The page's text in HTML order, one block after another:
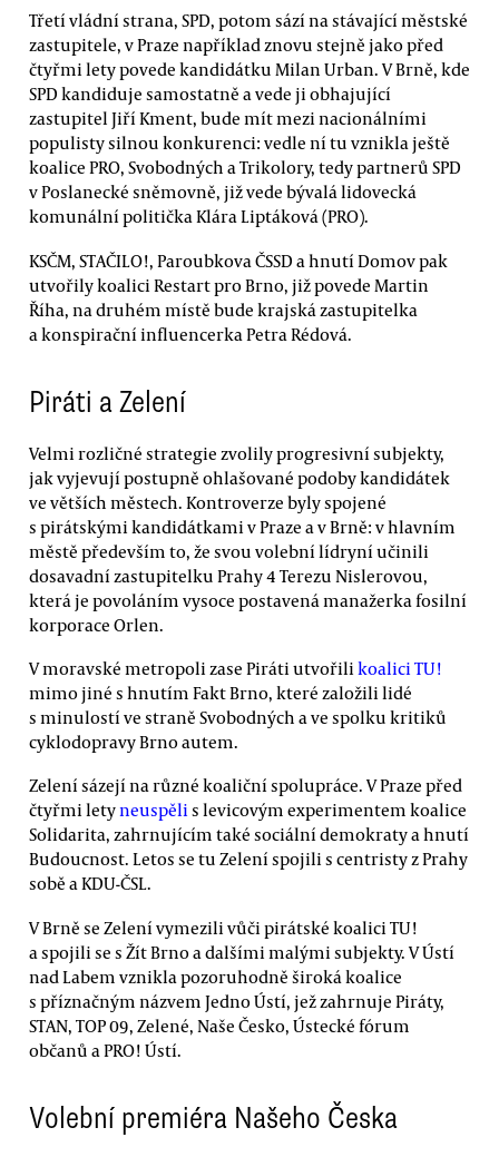
Třetí vládní strana, SPD, potom sází na stávající městské
zastupitele, v Praze například znovu stejně jako před
čtyřmi lety povede kandidátku Milan Urban. V Brně, kde
SPD kandiduje samostatně a vede ji obhajující
zastupitel Jiří Kment, bude mít mezi nacionálními
populisty silnou konkurenci: vedle ní tu vznikla ještě
koalice PRO, Svobodných a Trikolory, tedy partnerů SPD
v Poslanecké sněmovně, již vede bývalá lidovecká
komunální politička Klára Liptáková (PRO).
KSČM, STAČILO!, Paroubkova ČSSD a hnutí Domov pak
utvořily koalici Restart pro Brno, již povede Martin
Říha, na druhém místě bude krajská zastupitelka
a konspirační influencerka Petra Rédová.
Piráti a Zelení
Velmi rozličné strategie zvolily progresivní subjekty,
jak vyjevují postupně ohlašované podoby kandidátek
ve větších městech. Kontroverze byly spojené
s pirátskými kandidátkami v Praze a v Brně: v hlavním
městě především to, že svou volební lídryní učinili
dosavadní zastupitelku Prahy 4 Terezu Nislerovou,
která je povoláním vysoce postavená manažerka fosilní
korporace Orlen.
V moravské metropoli zase Piráti utvořili koalici TU!
mimo jiné s hnutím Fakt Brno, které založili lidé
s minulostí ve straně Svobodných a ve spolku kritiků
cyklodopravy Brno autem.
Zelení sázejí na různé koaliční spolupráce. V Praze před
čtyřmi letyneuspělis levicovým experimentem koalice
Solidarita, zahrnujícím také sociální demokraty a hnutí
Budoucnost. Letos se tu Zelení spojili s centristy z Prahy
sobě a KDU-ČSL.
V Brně se Zelení vymezili vůči pirátské koalici TU!
a spojili se s Žít Brno a dalšími malými subjekty. V Ústí
nad Labem vznikla pozoruhodně široká koalice
s příznačným názvem Jedno Ústí, jež zahrnuje Piráty,
STAN, TOP 09, Zelené, Naše Česko, Ústecké fórum
občanů a PRO! Ústí.
Volební premiéra Našeho Česka